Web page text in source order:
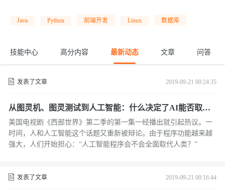
Java Python 前端开发 Linux 数据库
技能中心 高分内容 最新动态 文章 问答
发表了文章 2019-09-21 00:24:35
从图灵机、图灵测试到人工智能：什么决定了AI能否取代
人类？
美国电视剧《西部世界》第二季的第一集一经播出就引起热议。一
时间，人和人工智能这个话题又重新被辩论。由于程序功能越来越
强大，人们开始担心：“人工智能程序会不会全面取代人类？”
发表了文章 2019-09-21 00:16:44